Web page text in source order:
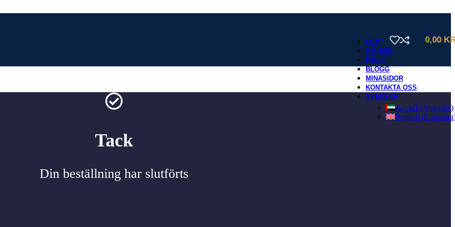
0,00
HEM
OM OSS
PAKET
BLOGG
MINASIDOR
KONTAKTA OSS
SVENSKA
العربية (Arabiska)
English (Engelska
Tack
Din beställning har slutförts